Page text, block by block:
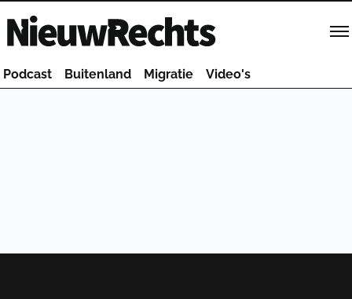
Homepage van NieuwRechts
Podcast Buitenland Migratie Video's